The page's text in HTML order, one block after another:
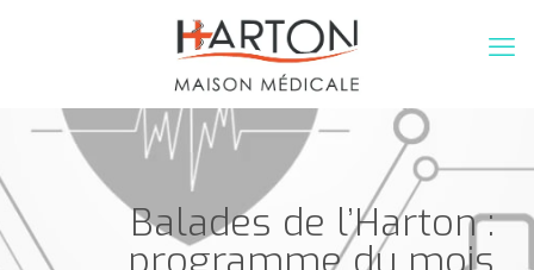
Balades de l’Harton :